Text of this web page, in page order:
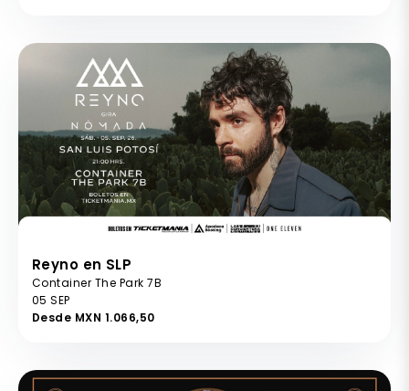
Reyno en SLP
Container The Park 7B
05 SEP
Desde MXN 1.066,50